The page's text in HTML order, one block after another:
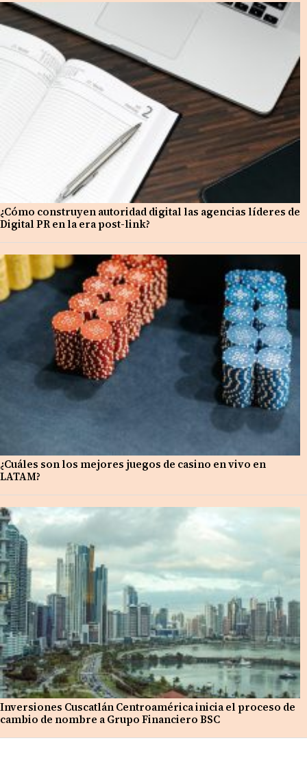
¿Cómo construyen autoridad digital las agencias líderes de
Digital PR en la era post-link?
¿Cuáles son los mejores juegos de casino en vivo en
LATAM?
Inversiones Cuscatlán Centroamérica inicia el proceso de
cambio de nombre a Grupo Financiero BSC